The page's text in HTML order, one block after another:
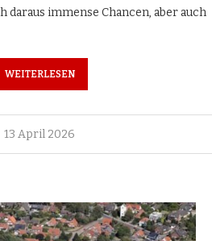
daraus immense Chancen, aber auch
WEITERLESEN
13 April 2026